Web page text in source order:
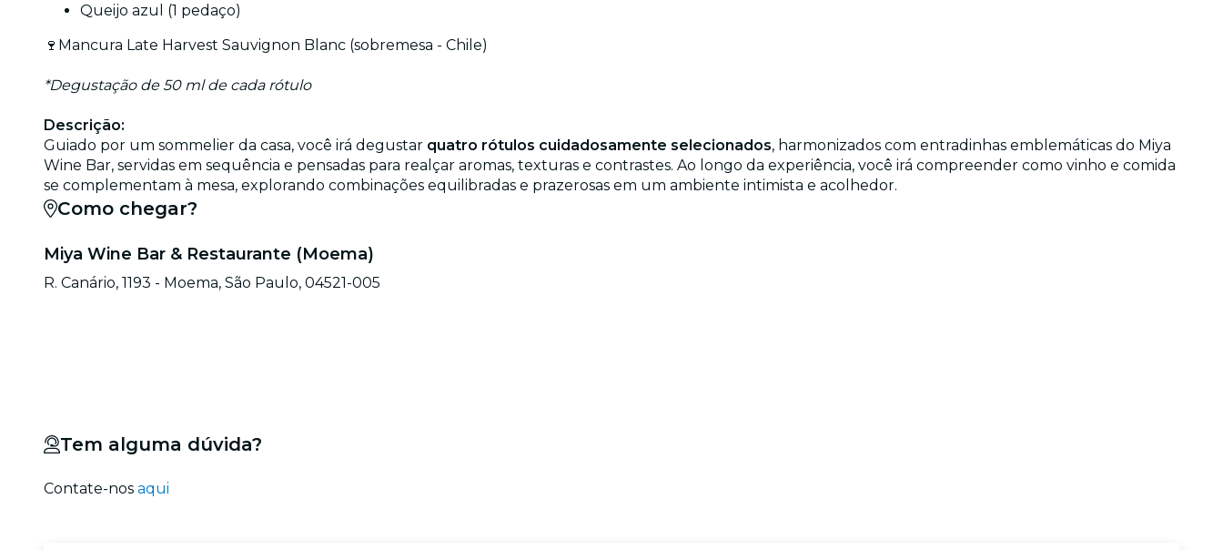
Queijo azul (1 pedaço)
🍷Mancura Late Harvest Sauvignon Blanc (sobremesa - Chile)
*Degustação de 50 ml de cada rótulo
Descrição:
Guiado por um sommelier da casa, você irá degustar quatro rótulos cuidadosamente selecionados, harmonizados com entradinhas emblemáticas do Miya
Wine Bar, servidas em sequência e pensadas para realçar aromas, texturas e contrastes. Ao longo da experiência, você irá compreender como vinho e comida
se complementam à mesa, explorando combinações equilibradas e prazerosas em um ambiente intimista e acolhedor.
Como chegar?
Miya Wine Bar & Restaurante (Moema)
R. Canário, 1193 - Moema, São Paulo, 04521-005
Tem alguma dúvida?
Contate-nos aqui